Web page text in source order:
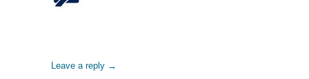
Leave a reply →